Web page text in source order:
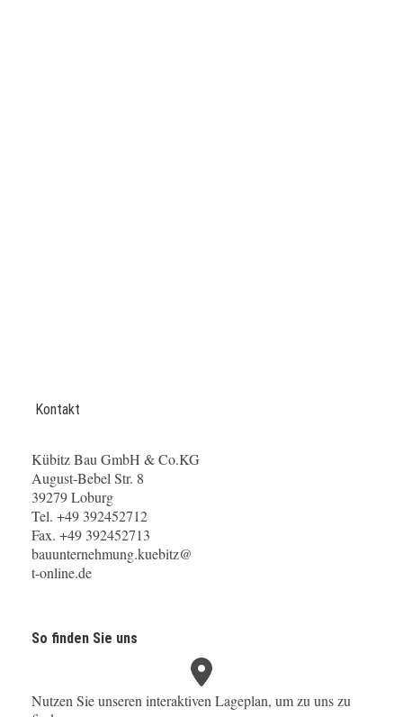
Kontakt
Kübitz Bau GmbH & Co.KG
August-Bebel Str. 8
39279 Loburg
Tel. +49 392452712
Fax. +49 392452713
bauunternehmung.kuebitz@
t-online.de
So finden Sie uns
Nutzen Sie unseren interaktiven La­ge­plan, um zu uns zu